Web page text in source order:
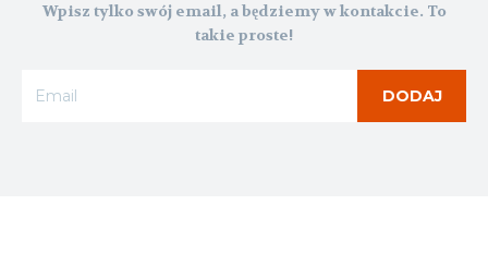
Wpisz tylko swój email, a będziemy w kontakcie. To
takie proste!
DODAJ